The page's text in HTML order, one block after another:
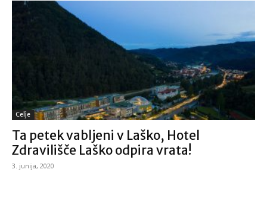
Celje
Ta petek vabljeni v Laško, Hotel
Zdravilišče Laško odpira vrata!
3. junija, 2020